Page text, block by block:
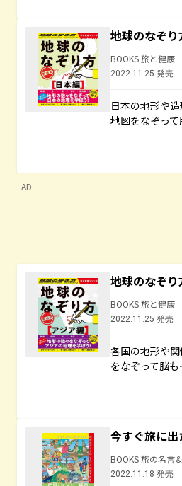
地球のなぞ
BOOKS 旅と健康
2022.11.25 発売
日本の地形や
地図をなぞって
AD
地球のなぞ
BOOKS 旅と健康
2022.11.25 発売
各国の地形や
をなぞって脳も
今すぐ旅に
BOOKS 旅の名言
2022.11.18 発売